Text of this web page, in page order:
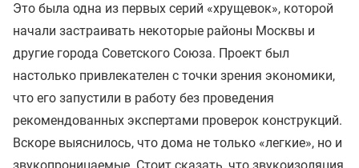
Это была одна из первых серий «хрущевок», которой
начали застраивать некоторые районы Москвы и
другие города Советского Союза. Проект был
настолько привлекателен с точки зрения экономики,
что его запустили в работу без проведения
рекомендованных экспертами проверок конструкций.
Вскоре выяснилось, что дома не только «легкие», но и